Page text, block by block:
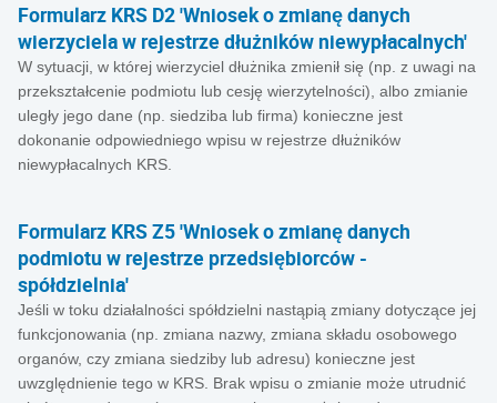
Formularz KRS D2 'Wniosek o zmianę danych
wierzyciela w rejestrze dłużników niewypłacalnych'
W sytuacji, w której wierzyciel dłużnika zmienił się (np. z uwagi na
przekształcenie podmiotu lub cesję wierzytelności), albo zmianie
uległy jego dane (np. siedziba lub firma) konieczne jest
dokonanie odpowiedniego wpisu w rejestrze dłużników
niewypłacalnych KRS.
Formularz KRS Z5 'Wniosek o zmianę danych
podmiotu w rejestrze przedsiębiorców -
spółdzielnia'
Jeśli w toku działalności spółdzielni nastąpią zmiany dotyczące jej
funkcjonowania (np. zmiana nazwy, zmiana składu osobowego
organów, czy zmiana siedziby lub adresu) konieczne jest
uwzględnienie tego w KRS. Brak wpisu o zmianie może utrudnić